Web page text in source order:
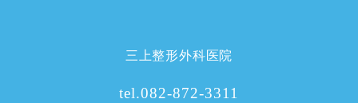
三上整形外科医院
tel.082-872-3311